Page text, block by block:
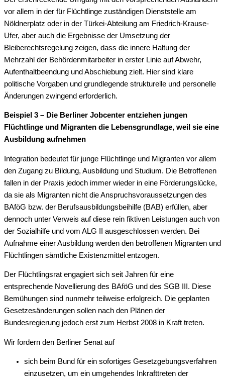
vor allem in der für Flüchtlinge zuständigen Dienststelle am
Nöldnerplatz oder in der Türkei-Abteilung am Friedrich-Krause-
Ufer, aber auch die Ergebnisse der Umsetzung der
Bleiberechtsregelung zeigen, dass die innere Haltung der
Mehrzahl der Behördenmitarbeiter in erster Linie auf Abwehr,
Aufenthaltbeendung und Abschiebung zielt. Hier sind klare
politische Vorgaben und grundlegende strukturelle und personelle
Änderungen zwingend erforderlich.
Beispiel 3 – Die Berliner Jobcenter entziehen jungen
Flüchtlinge und Migranten die Lebensgrundlage, weil sie eine
Ausbildung aufnehmen
Integration bedeutet für junge Flüchtlinge und Migranten vor allem
den Zugang zu Bildung, Ausbildung und Studium. Die Betroffenen
fallen in der Praxis jedoch immer wieder in eine Förderungslücke,
da sie als Migranten nicht die Anspruchsvoraussetzungen des
BAföG bzw. der Berufsausbildungsbeihilfe (BAB) erfüllen, aber
dennoch unter Verweis auf diese rein fiktiven Leistungen auch von
der Sozialhilfe und vom ALG II ausgeschlossen werden. Bei
Aufnahme einer Ausbildung werden den betroffenen Migranten und
Flüchtlingen sämtliche Existenzmittel entzogen.
Der Flüchtlingsrat engagiert sich seit Jahren für eine
entsprechende Novellierung des BAföG und des SGB III. Diese
Bemühungen sind nunmehr teilweise erfolgreich. Die geplanten
Gesetzesänderungen sollen nach den Plänen der
Bundesregierung jedoch erst zum Herbst 2008 in Kraft treten.
Wir fordern den Berliner Senat auf
sich beim Bund für ein sofortiges Gesetzgebungsverfahren
einzusetzen, um ein umgehendes Inkrafttreten der